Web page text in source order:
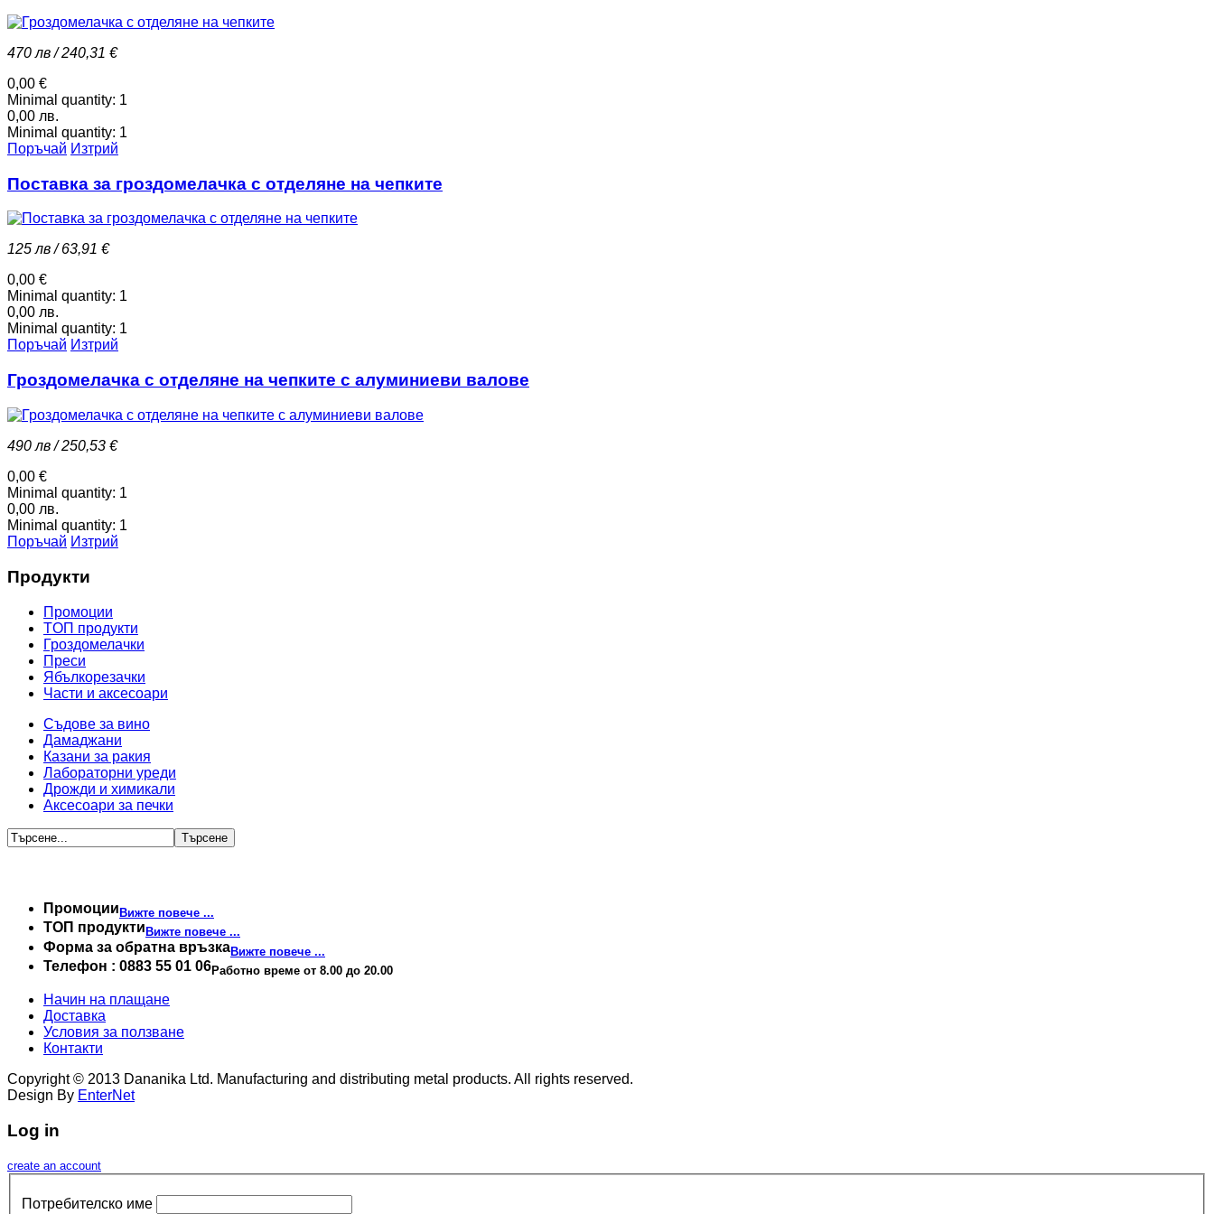
470 лв / 240,31 €
0,00 €
Minimal quantity: 1
0,00 лв.
Minimal quantity: 1
Поръчай Изтрий
Поставка за гроздомелачка с отделяне на чепките
125 лв / 63,91 €
0,00 €
Minimal quantity: 1
0,00 лв.
Minimal quantity: 1
Поръчай Изтрий
Гроздомелачка с отделяне на чепките с алуминиеви валове
490 лв / 250,53 €
0,00 €
Minimal quantity: 1
0,00 лв.
Minimal quantity: 1
Поръчай Изтрий
Продукти
Промоции
TОП продукти
Гроздомелачки
Преси
Ябълкорезачки
Части и аксесоари
Съдове за вино
Дамаджани
Казани за ракия
Лабораторни уреди
Дрожди и химикали
Аксесоари за печки
Промоции Вижте повече ...
TОП продукти Вижте повече ...
Форма за обратна връзкаВижте повече ...
Телефон : 0883 55 01 06Работно време от 8.00 до 20.00
Начин на плащане
Доставка
Условия за ползване
Контaкти
Copyright © 2013 Dananika Ltd. Manufacturing and distributing metal products. All rights reserved.
Design By EnterNet
Log in
create an account
Потребителско име